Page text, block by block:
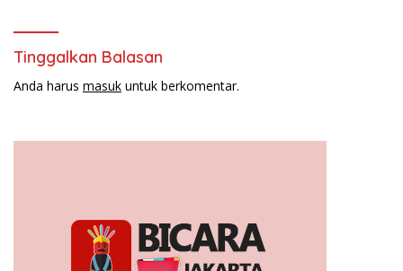
Tinggalkan Balasan
Anda harus masuk untuk berkomentar.